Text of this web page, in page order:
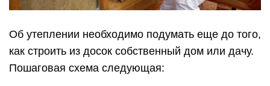
Об утеплении необходимо подумать еще до того,
как строить из досок собственный дом или дачу.
Пошаговая схема следующая: